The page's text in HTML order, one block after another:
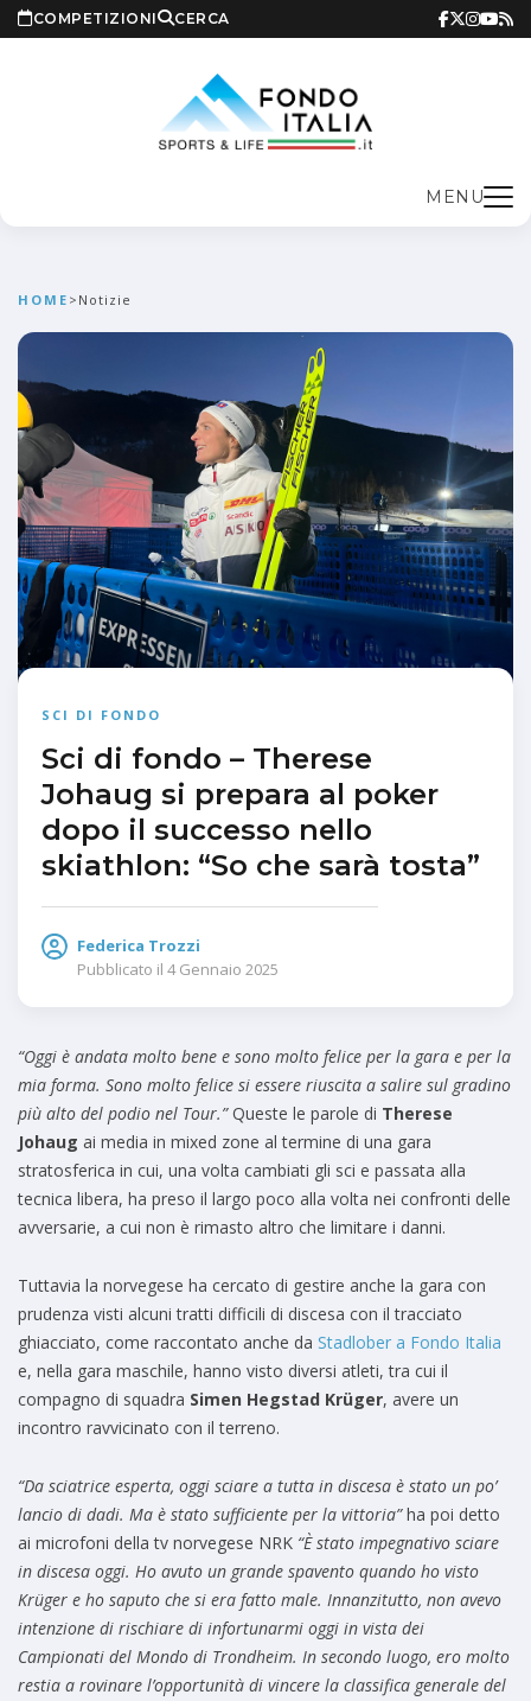
COMPETIZIONI CERCA
MENU
HOME > Notizie
SCI DI FONDO
Sci di fondo – Therese
Johaug si prepara al poker
dopo il successo nello
skiathlon: “So che sarà tosta”
Federica Trozzi
Pubblicato il 4 Gennaio 2025
“Oggi è andata molto bene e sono molto felice per la gara e per la
mia forma. Sono molto felice si essere riuscita a salire sul gradino
più alto del podio nel Tour.”Queste le parole di Therese
Johaug ai media in mixed zone al termine di una gara
stratosferica in cui, una volta cambiati gli sci e passata alla
tecnica libera, ha preso il largo poco alla volta nei confronti delle
avversarie, a cui non è rimasto altro che limitare i danni.
Tuttavia la norvegese ha cercato di gestire anche la gara con
prudenza visti alcuni tratti difficili di discesa con il tracciato
ghiacciato, come raccontato anche da Stadlober a Fondo Italia
e, nella gara maschile, hanno visto diversi atleti, tra cui il
compagno di squadra Simen Hegstad Krüger, avere un
incontro ravvicinato con il terreno.
“Da sciatrice esperta, oggi sciare a tutta in discesa è stato un po’
lancio di dadi. Ma è stato sufficiente per la vittoria”ha poi detto
ai microfoni della tv norvegese NRK “È stato impegnativo sciare
in discesa oggi. Ho avuto un grande spavento quando ho visto
Krüger e ho saputo che si era fatto male. Innanzitutto, non avevo
intenzione di rischiare di infortunarmi oggi in vista dei
Campionati del Mondo di Trondheim. In secondo luogo, ero molto
restia a rovinare l’opportunità di vincere la classifica generale del